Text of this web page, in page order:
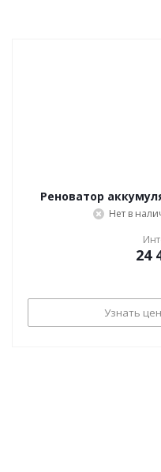
Реноватор
Нет в
24
Узнать